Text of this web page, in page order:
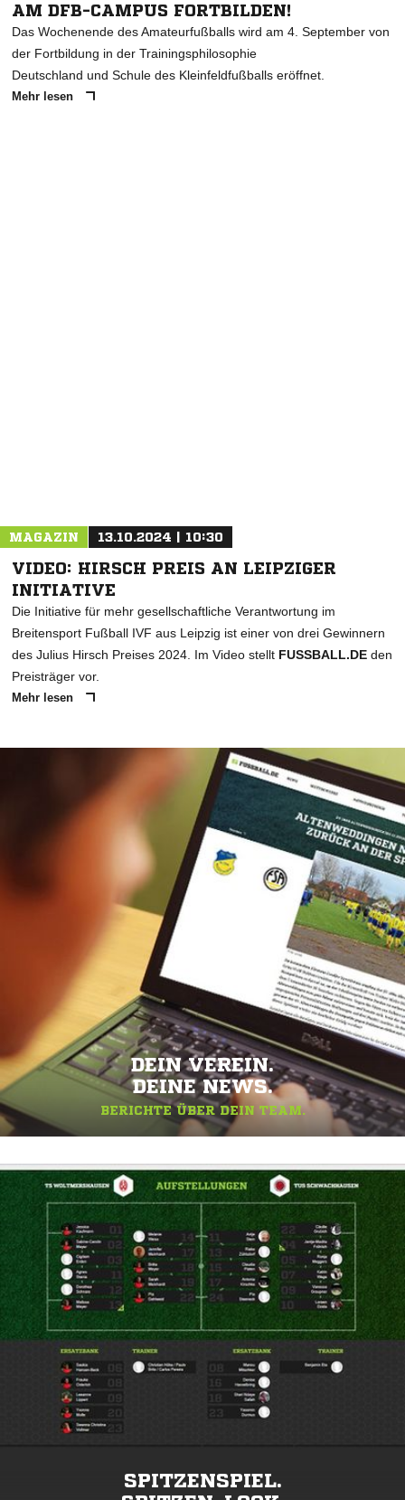
AM DFB-CAMPUS FORTBILDEN!
Das Wochenende des Amateurfußballs wird am 4. September von
der Fortbildung in der Trainingsphilosophie
Deutschland und Schule des Kleinfeldfußballs eröffnet.
Mehr lesen
MAGAZIN 13.10.2024 | 10:30
VIDEO: HIRSCH PREIS AN LEIPZIGER
INITIATIVE
Die Initiative für mehr gesellschaftliche Verantwortung im
Breitensport Fußball IVF aus Leipzig ist einer von drei Gewinnern
des Julius Hirsch Preises 2024. Im Video stellt FUSSBALL.DE den
Preisträger vor.
Mehr lesen
DEIN VEREIN.
DEINE NEWS.
BERICHTE ÜBER DEIN TEAM.
SPITZENSPIEL.